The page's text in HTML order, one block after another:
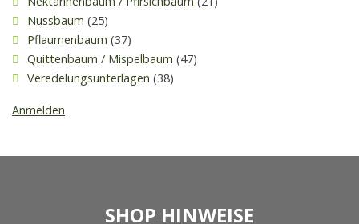
Nussbaum (25)
Pflaumenbaum (37)
Quittenbaum / Mispelbaum (47)
Veredelungsunterlagen (38)
Anmelden
SHOP HINWEISE